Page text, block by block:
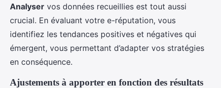
Analyser vos données recueillies est tout aussi
crucial. En évaluant votre e-réputation, vous
identifiez les tendances positives et négatives qui
émergent, vous permettant d’adapter vos stratégies
en conséquence.
Ajustements à apporter en fonction des résultats